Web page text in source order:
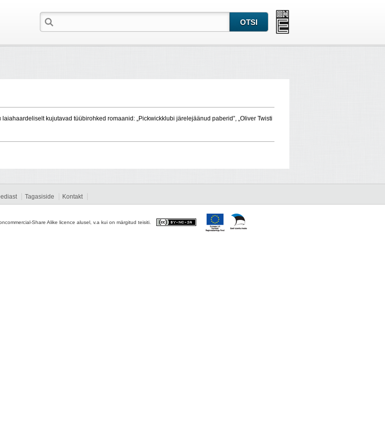
kujutavad tüübirohked romaanid: „Pickwickklubi järelejäänud paberid”, „Oliver Twisti
Tagasiside Kontakt
Share Alike licence alusel, v.a kui on märgitud teisiti.